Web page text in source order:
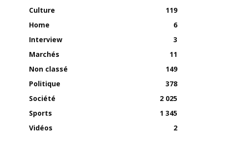
Culture
119
Home
6
Interview
3
Marchés
11
Non classé
149
Politique
378
Société
2 025
Sports
1 345
Vidéos
2